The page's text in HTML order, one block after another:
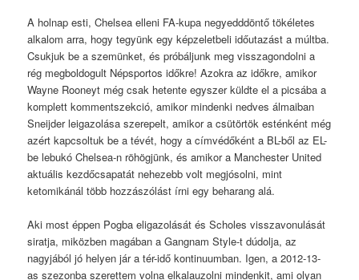
A holnap esti, Chelsea elleni FA-kupa negyedddöntő tökéletes
alkalom arra, hogy tegyünk egy képzeletbeli időutazást a múltba.
Csukjuk be a szemünket, és próbáljunk meg visszagondolni a
rég megboldogult Népsportos időkre! Azokra az időkre, amikor
Wayne Rooneyt még csak hetente egyszer küldte el a picsába a
komplett kommentszekció, amikor mindenki nedves álmaiban
Sneijder leigazolása szerepelt, amikor a csütörtök esténként még
azért kapcsoltuk be a tévét, hogy a címvédőként a BL-ből az EL-
be lebukó Chelsea-n röhögjünk, és amikor a Manchester United
aktuális kezdőcsapatát nehezebb volt megjósolni, mint
ketomikánál több hozzászólást írni egy beharang alá.
Aki most éppen Pogba eligazolását és Scholes visszavonulását
siratja, miközben magában a Gangnam Style-t dúdolja, az
nagyjából jó helyen jár a tér-idő kontinuumban. Igen, a 2012-13-
as szezonba szerettem volna elkalauzolni mindenkit, ami olyan